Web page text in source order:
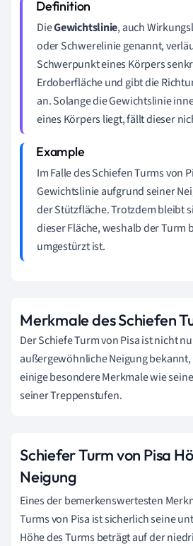
DieGewichtslinie, auch
oder Schwerelinie genannt,
Schwerpunkt eines Körpers
Erdoberfläche und gibt die
an. Solange die Gewichtslinie
eines Körpers liegt, fällt dieser
Im Falle des Schiefen Turms von
Gewichtslinie aufgrund seiner
der Stützfläche. Trotzdem bleibt
dieser Fläche, weshalb der Turm
umgestürzt ist.
Merkmale des Schiefen
Der Schiefe Turm von Pisa ist nicht
außergewöhnliche Neigung
einige besondere Merkmale wie
seiner Treppenstufen.
Schiefer Turm von Pisa
Neigung
Eines der bemerkenswertesten
Turms von Pisa ist sicherlich seine
Höhe des Turms beträgt auf der